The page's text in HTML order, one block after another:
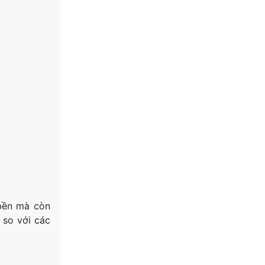
mà còn
với các